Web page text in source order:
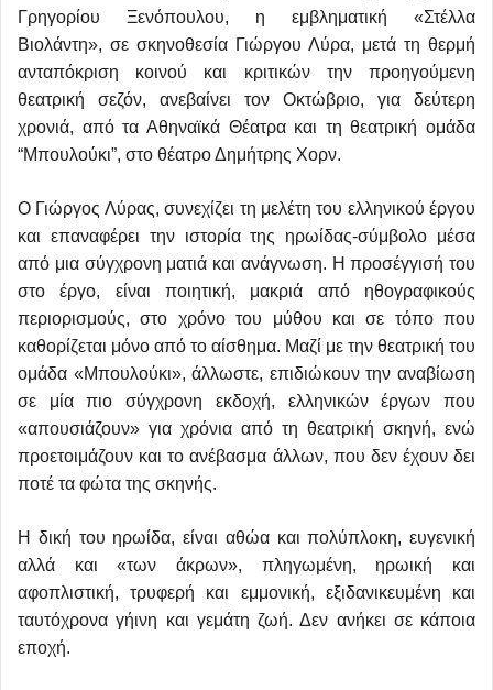
Γρηγορίου Ξενόπουλου, η εμβληματική «Στέλλα
Βιολάντη», σε σκηνοθεσία Γιώργου Λύρα, μετά τη θερμή
ανταπόκριση κοινού και κριτικών την προηγούμενη
θεατρική σεζόν, ανεβαίνει τον Οκτώβριο, για δεύτερη
χρονιά, από τα Αθηναϊκά Θέατρα και τη θεατρική ομάδα
“Μπουλούκι”, στο θέατρο Δημήτρης Χορν.
Ο Γιώργος Λύρας, συνεχίζει τη μελέτη του ελληνικού έργου
και επαναφέρει την ιστορία της ηρωίδας-σύμβολο μέσα
από μια σύγχρονη ματιά και ανάγνωση. Η προσέγγισή του
στο έργο, είναι ποιητική, μακριά από ηθογραφικούς
περιορισμούς, στο χρόνο του μύθου και σε τόπο που
καθορίζεται μόνο από το αίσθημα. Μαζί με την θεατρική του
ομάδα «Μπουλούκι», άλλωστε, επιδιώκουν την αναβίωση
σε μία πιο σύγχρονη εκδοχή, ελληνικών έργων που
«απουσιάζουν» για χρόνια από τη θεατρική σκηνή, ενώ
προετοιμάζουν και το ανέβασμα άλλων, που δεν έχουν δει
ποτέ τα φώτα της σκηνής.
Η δική του ηρωίδα, είναι αθώα και πολύπλοκη, ευγενική
αλλά και «των άκρων», πληγωμένη, ηρωική και
αφοπλιστική, τρυφερή και εμμονική, εξιδανικευμένη και
ταυτόχρονα γήινη και γεμάτη ζωή. Δεν ανήκει σε κάποια
εποχή.